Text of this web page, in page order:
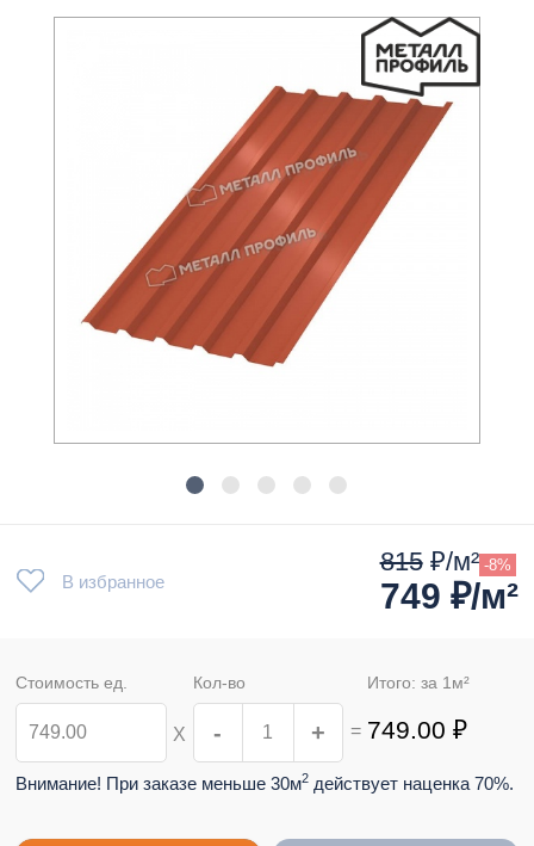
В избранное
815₽/м² -8%
749 ₽/м²
Стоимость ед.
Х
Кол-во
- + =
Итого: за 1 м²
749.00 ₽
Внимание! При заказе меньше 30м2 действует наценка 70%.